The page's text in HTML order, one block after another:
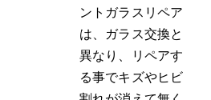
ントガラスリペア
は、ガラス交換と
異なり、リペアす
る事でキズやヒビ